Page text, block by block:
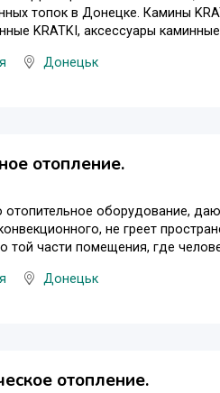
топок в Донецке. Камины
KRATKI, аксессуары
Донецьк
отопление.
отопительное оборудование,
не греет
той части помещения, где
Донецьк
отопление.